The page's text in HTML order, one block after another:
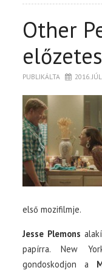
Other
előzetes
PUBLIKÁLTA 2016.
első mozifilmje.
Jesse Plemons
papírra. New
gondoskodjon a